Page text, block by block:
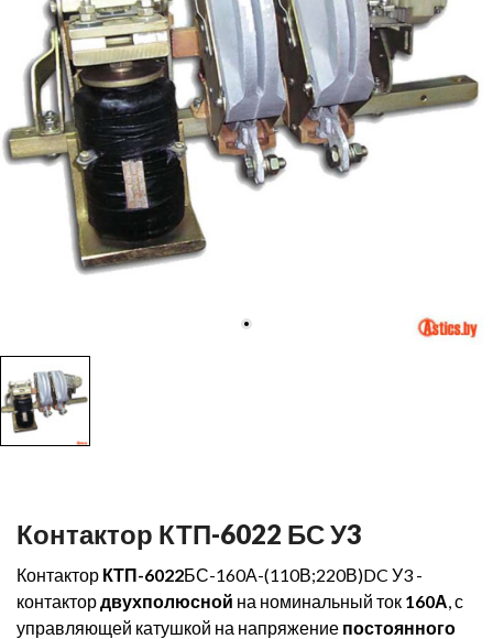
Контактор КТП-6022 БС У3
Контактор КТП-6022БС-160А-(110В;220В)DC У3 -
контактор двухполюсной на номинальный ток 160А , с
управляющей катушкой на напряжение постоянного